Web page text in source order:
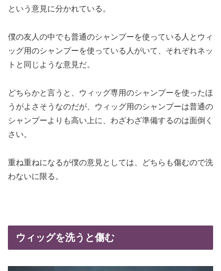
という意見に分かれている。
僕の友人の中でも普通のシャンプーを使っている人とウィ
ッグ用のシャンプーを使っている人がいて、それぞれネッ
トと同じような意見だ。
どちらかと言うと、ウィッグ専用のシャンプーを使ったほ
うがよさそうなのだが、ウィッグ用のシャンプーは普通の
シャンプーよりも高い上に、わざわざ準備するのは面倒く
さい。
重ね重ねになるが僕の意見としては、どちらも傷むので洗
わないに限る。
ウィッグを洗うと傷む